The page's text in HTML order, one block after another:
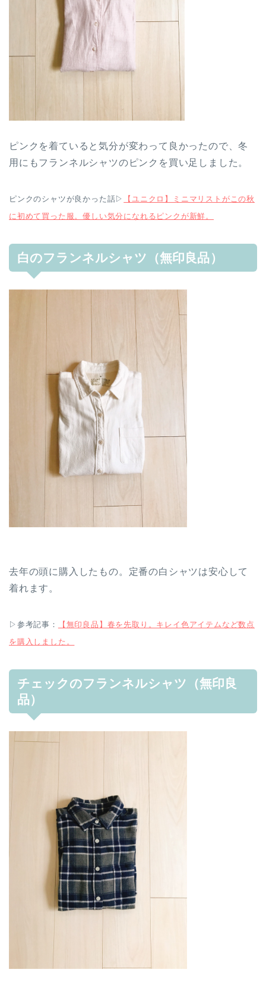
ピンクを着ていると気分が変わって良かったので、冬
用にもフランネルシャツのピンクを買い足しました。
ピンクのシャツが良かった話▷
【ユニクロ】ミニマリストがこの秋
に初めて買った服。優しい気分になれるピンクが新鮮。
白のフランネルシャツ（無印良品 ）
去年の頭に購入したもの。定番の白シャツは安心して
着れます。
▷参考記事：
【無印良品】春を先取り。キレイ色アイテムなど数点
を購入しました。
チェックのフランネルシャツ（無印良
品）